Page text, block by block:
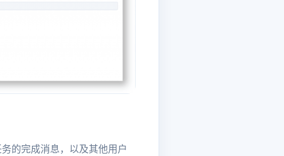
的完成消息，以及其他用户